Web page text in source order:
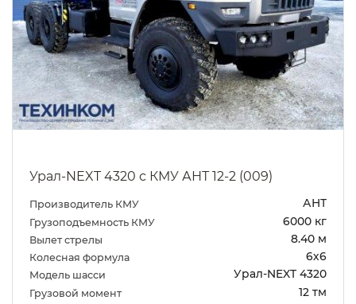
Урал-NEXT 4320 с КМУ АНТ 12-2 (009)
Производитель КМУ АНТ
Грузоподъемность КМУ 6000 кг
Вылет стрелы 8.40 м
Колесная формула 6х6
Модель шасси Урал-NEXT 4320
Грузовой момент 12 тм